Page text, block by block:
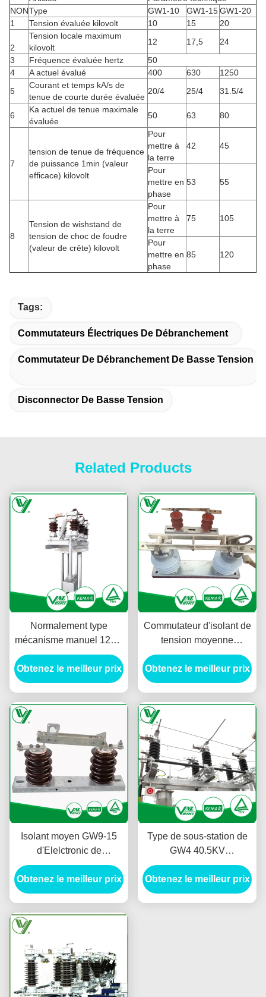
NONType GW1-10 GW1-15GW1-20
1
Tension évaluée kilovolt 10 15 20
2
Tension locale maximum
kilovolt
12 17,5
24
3
Fréquence évaluée hertz
50
4
A actuel évalué 400 630
1250
5
Courant et temps kA/s de
tenue de courte durée évaluée
20/4 25/4 31.5/4
6
Ka actuel de tenue maximale
évaluée
50 63 80
7
tension de tenue de fréquence
de puissance 1min (valeur
efficace) kilovolt
Pour
mettre à
la terre
42 45
Pour
mettre en
phase
53 55
8
Tension de wishstand de
tension de choc de foudre
(valeur de crête) kilovolt
Pour
mettre à
la terre
75 105
Pour
mettre en
phase
85 120
Tags:
Commutateurs Électriques De Débranchement
Commutateur De Débranchement De Basse Tension
Disconnector De Basse Tension
Related Products
Normalement type
mécanisme manuel 12KV
de commutateur de
débranchement de basse
tension de sous-station
Obtenez le meilleur prix
Commutateur d'isolant de
tension moyenne
extérieure/basse tension
pour la centrale
Obtenez le meilleur prix
Isolant moyen GW9-15
d'Elelctronic de
commutateur de
débranchement de
tension de 10KV 1.6KA
Obtenez le meilleur prix
Type de sous-station de
GW4 40.5KV
Disconnector de basse
tension avec le
mécanisme actionné
Obtenez le meilleur prix